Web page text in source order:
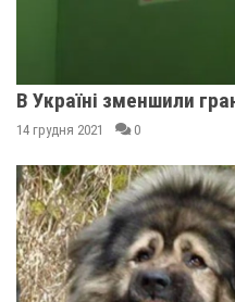
В Україні зменшили
14 грудня 2021 0